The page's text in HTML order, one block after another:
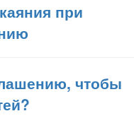
при
чтобы